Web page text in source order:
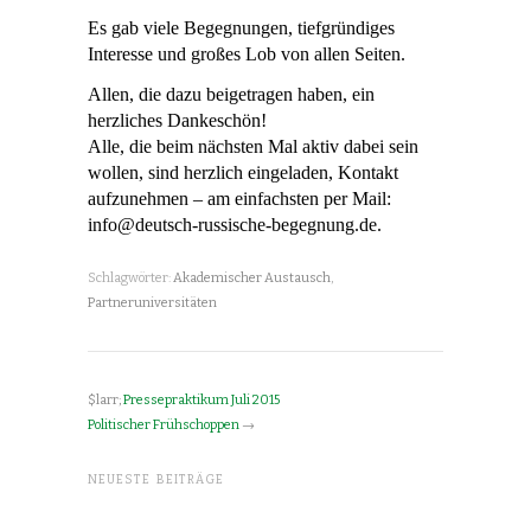
Es gab viele Begegnungen, tiefgründiges
Interesse und großes Lob von allen Seiten.
Allen, die dazu beigetragen haben, ein
herzliches Dankeschön!
Alle, die beim nächsten Mal aktiv dabei sein
wollen, sind herzlich eingeladen, Kontakt
aufzunehmen – am einfachsten per Mail:
info@deutsch-russische-begegnung.de.
Schlagwörter:Akademischer Austausch,
Partneruniversitäten
$larr;Pressepraktikum Juli 2015
Politischer Frühschoppen →
NEUESTE BEITRÄGE